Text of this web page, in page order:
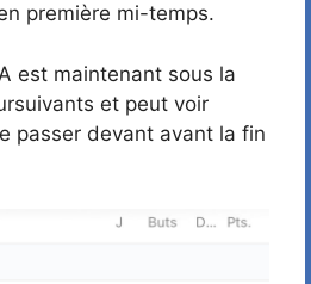
première mi-temps.
est maintenant sous la
et peut voir
passer devant avant la fin